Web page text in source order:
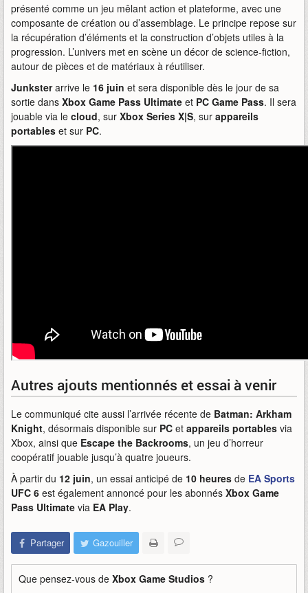
présenté comme un jeu mêlant action et plateforme, avec une
composante de création ou d’assemblage. Le principe repose sur
la récupération d’éléments et la construction d’objets utiles à la
progression. L’univers met en scène un décor de science-fiction,
autour de pièces et de matériaux à réutiliser.
Junksterarrive le 16 juin et sera disponible dès le jour de sa
sortie dans Xbox Game Pass Ultimate et PC Game Pass. Il sera
jouable via le cloud, sur Xbox Series X|S, sur appareils
portables et sur PC.
Autres ajouts mentionnés et essai à venir
Le communiqué cite aussi l’arrivée récente de Batman: Arkham
Knight, désormais disponible sur PC et appareils portables via
Xbox, ainsi que Escape the Backrooms, un jeu d’horreur
coopératif jouable jusqu’à quatre joueurs.
À partir du 12 juin, un essai anticipé de 10 heures de EA Sports
UFC 6 est également annoncé pour les abonnés Xbox Game
Pass Ultimate via EA Play.
Partager Gazouiller
Que pensez-vous de Xbox Game Studios ?